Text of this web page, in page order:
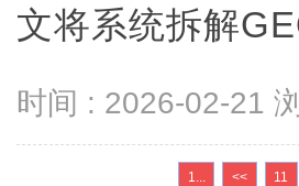
文将系统拆解
时间 : 2026-02-21
1... << 11